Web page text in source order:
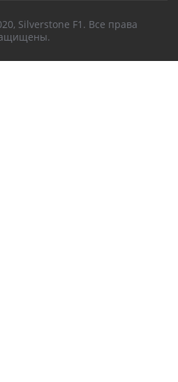
Silverstone F1. Все права